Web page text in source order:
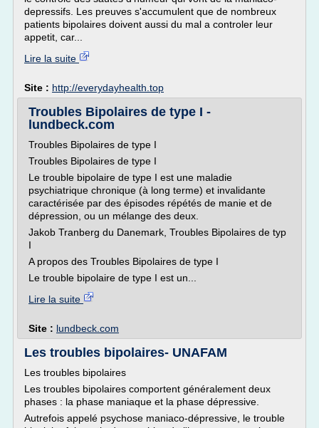
depressifs. Les preuves s'accumulent que de nombreux
patients bipolaires doivent aussi du mal a controler leur
appetit, car...
Lire la suite
Site : http://everydayhealth.top
Troubles Bipolaires de type I -
lundbeck.com
Troubles Bipolaires de type I
Troubles Bipolaires de type I
Le trouble bipolaire de type I est une maladie
psychiatrique chronique (à long terme) et invalidante
caractérisée par des épisodes répétés de manie et de
dépression, ou un mélange des deux.
Jakob Tranberg du Danemark, Troubles Bipolaires de typ
I
A propos des Troubles Bipolaires de type I
Le trouble bipolaire de type I est un...
Lire la suite
Site : lundbeck.com
Les troubles bipolaires- UNAFAM
Les troubles bipolaires
Les troubles bipolaires comportent généralement deux
phases : la phase maniaque et la phase dépressive.
Autrefois appelé psychose maniaco-dépressive, le trouble